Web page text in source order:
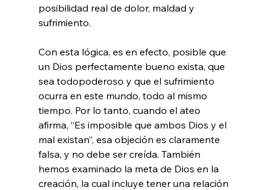
posibilidad real de dolor, maldad y
sufrimiento.
Con esta lógica, es en efecto, posible que
un Dios perfectamente bueno exista, que
sea todopoderoso y que el sufrimiento
ocurra en este mundo, todo al mismo
tiempo. Por lo tanto, cuando el ateo
afirma, “Es imposible que ambos Dios y el
mal existan”, esa objeción es claramente
falsa, y no debe ser creída. También
hemos examinado la meta de Dios en la
creación, la cual incluye tener una relación